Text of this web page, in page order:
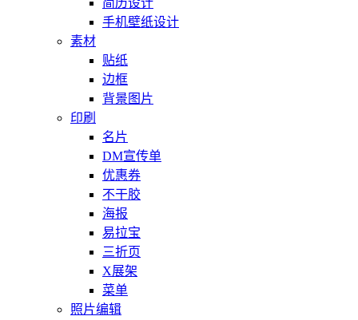
简历设计
手机壁纸设计
素材
贴纸
边框
背景图片
印刷
名片
DM宣传单
优惠券
不干胶
海报
易拉宝
三折页
X展架
菜单
照片编辑